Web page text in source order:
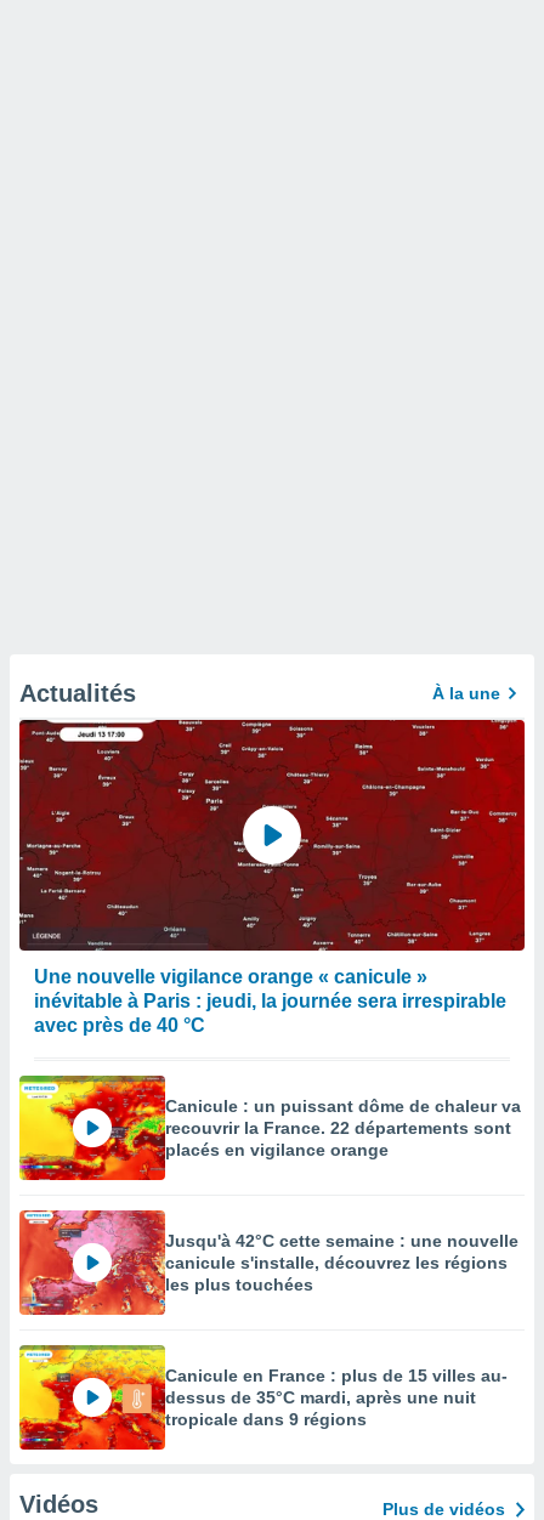
Actualités À la une
Une nouvelle vigilance orange « canicule »
inévitable à Paris : jeudi, la journée sera irrespirable
avec près de 40 °C
Canicule : un puissant dôme de chaleur va
recouvrir la France. 22 départements sont
placés en vigilance orange
Jusqu'à 42°C cette semaine : une nouvelle
canicule s'installe, découvrez les régions
les plus touchées
Canicule en France : plus de 15 villes au-
dessus de 35°C mardi, après une nuit
tropicale dans 9 régions
Vidéos Plus de vidéos